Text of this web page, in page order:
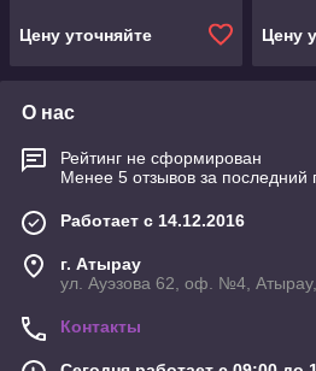
Цену уточняйте Цену
О нас
Рейтинг не сформирован
Менее 5 отзывов за последний
Работает с 14.12.2016
г. Атырау
ул. Ауэзова 62, оф. №4, Атырау,
Контакты